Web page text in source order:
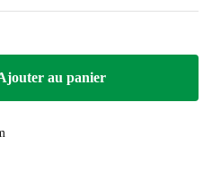
au panier